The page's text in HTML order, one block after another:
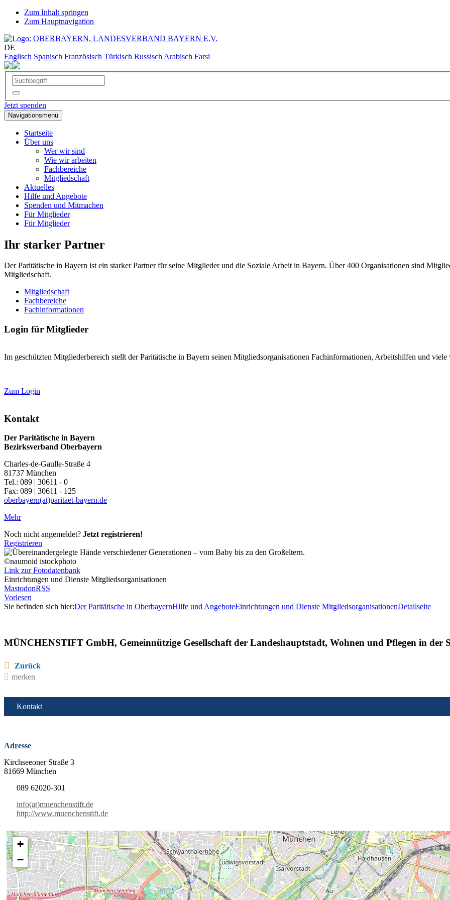
Zum Inhalt springen
Zum Hauptnavigation
DE
Englisch Spanisch Französisch Türkisch Russisch Arabisch Farsi
Jetzt spenden
Navigationsmenü
Startseite
Über uns
Wer wir sind
Wie wir arbeiten
Fachbereiche
Mitgliedschaft
Aktuelles
Hilfe und Angebote
Spenden und Mitmachen
Für Mitglieder
Für Mitglieder
Ihr starker Partner
Der Paritätische in Bayern ist ein starker Partner für seine Mitglieder und die Soziale Arbeit in Bayern. Über 400 Organisationen sind
Mitgliedschaft.
Mitgliedschaft
Fachbereiche
Fachinformationen
Login für Mitglieder
Im geschützten Mitgliederbereich stellt der Paritätische in Bayern seinen Mitgliedsorganisationen Fachinformationen, Arbeitshilfen und
Zum Login
Kontakt
Der Paritätische in Bayern
Bezirksverband Oberbayern
Charles-de-Gaulle-Straße 4
81737 München
Tel.: 089 | 30611 - 0
Fax: 089 | 30611 - 125
oberbayern(at)paritaet-bayern.de
Mehr
Noch nicht angemeldet? Jetzt registrieren!
Registrieren
©naumoid istockphoto
Link zur Fotodatenbank
Einrichtungen und Dienste Mitgliedsorganisationen
MastodonRSS
Vorlesen
Sie befinden sich hier:Der Paritätische in OberbayernHilfe und AngeboteEinrichtungen und Dienste MitgliedsorganisationenDetailseite
MÜNCHENSTIFT GmbH, Gemeinnützige Gesellschaft der Landeshauptstadt, Wohnen und Pflegen in der
Zurück
merken
Kontakt
Adresse
Kirchseeoner Straße 3
81669 München
089 62020-301
info(at)muenchenstift.de
http://www.muenchenstift.de
+
−